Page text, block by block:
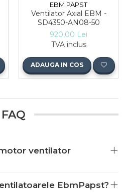
EBM PAPST
Ventilator Axial EBM -
SD4350-AN08-50
920,00 Lei
TVA inclus
ADAUGA IN COS
FAQ
ventilator
EbmPapst?